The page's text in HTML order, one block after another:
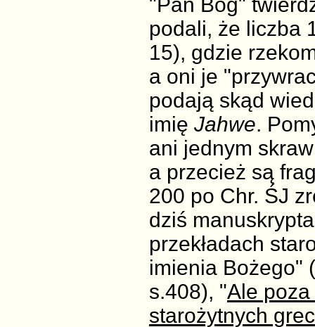
"Pan Bóg"
podali, że liczba
15), gdzie
a oni je
podają skąd
imię Jahwe.
ani jednym
a przecież są
200 po Chr. ŚJ
dziś
przekładach
imienia Bożego"
s.408), "Ale
starożytnych